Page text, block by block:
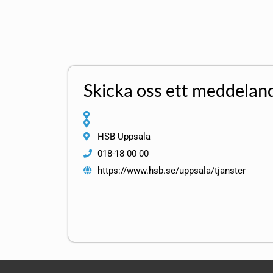
Skicka oss ett
HSB Uppsala
018-18 00 00
https://www.hsb.se/uppsala/tjanster